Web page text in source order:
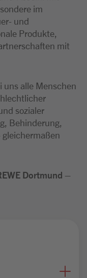
im
und
Produkte,
mit
uns alle Menschen
sozialer
Behinderung,
gleichermaßen
Dortmund –